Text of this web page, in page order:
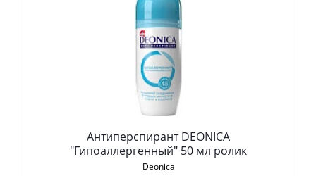
Антиперспирант DEONICA
"Гипоаллергенный" 50 мл ролик
Deonica